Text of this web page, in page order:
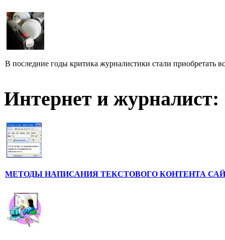
В последние годы критика журналистики стали приобретать
Интернет и журналист:
МЕТОДЫ НАПИСАНИЯ ТЕКСТОВОГО КОНТЕНТА